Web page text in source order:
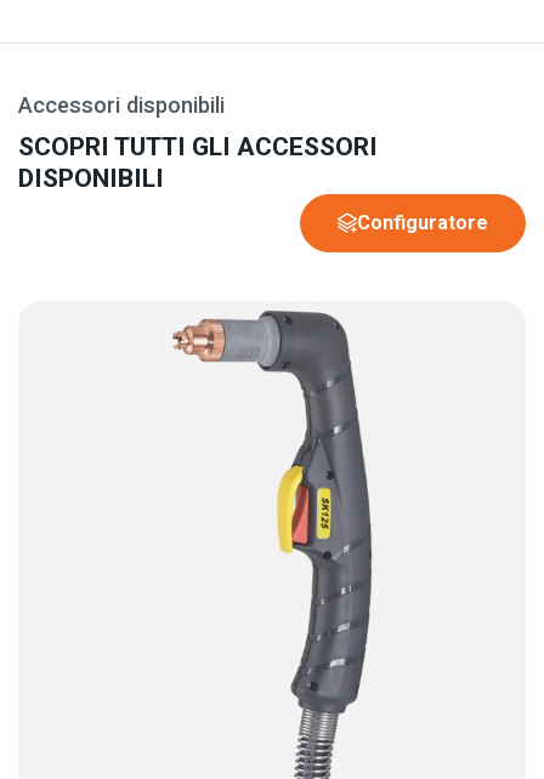
Accessori disponibili
SCOPRI TUTTI GLI ACCESSORI
DISPONIBILI
Configuratore